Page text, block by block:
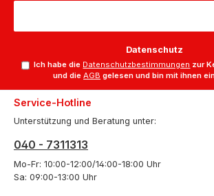
Datenschutz
Ich habe die Datenschutzbestimmungen zur
und dieAGB gelesen und bin mit ihnen
Service-Hotline
Unterstützung und Beratung unter:
040 - 7311313
Mo-Fr: 10:00-12:00/14:00-18:00 Uhr
Sa: 09:00-13:00 Uhr